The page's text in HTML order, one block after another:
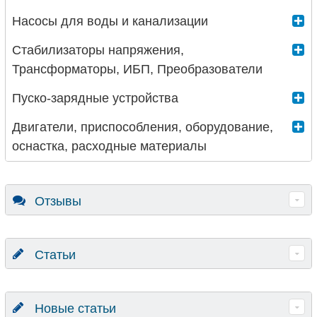
Насосы для воды и канализации
Стабилизаторы напряжения,
Трансформаторы, ИБП, Преобразователи
Пуско-зарядные устройства
Двигатели, приспособления, оборудование,
оснастка, расходные материалы
Отзывы
Статьи
Новые статьи